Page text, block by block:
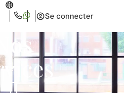
Se connecter
Nos